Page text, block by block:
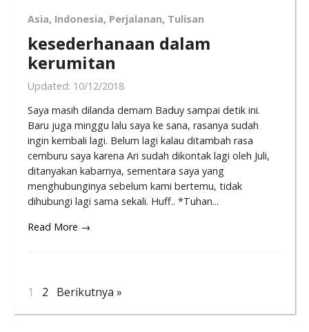
Asia, Indonesia, Perjalanan, Tulisan
kesederhanaan dalam
kerumitan
Updated: 10/12/2018
Saya masih dilanda demam Baduy sampai detik ini.
Baru juga minggu lalu saya ke sana, rasanya sudah
ingin kembali lagi. Belum lagi kalau ditambah rasa
cemburu saya karena Ari sudah dikontak lagi oleh Juli,
ditanyakan kabarnya, sementara saya yang
menghubunginya sebelum kami bertemu, tidak
dihubungi lagi sama sekali. Huff.. *Tuhan...
Read More →
1 2 Berikutnya »